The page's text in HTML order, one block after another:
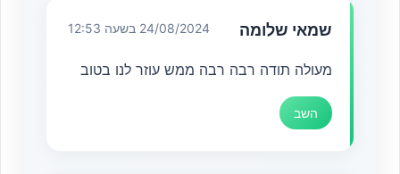
שמאי שלומה 24/08/2024 בשעה 12:53
מעולה תודה רבה רבה ממש עוזר לנו בטוב
השב